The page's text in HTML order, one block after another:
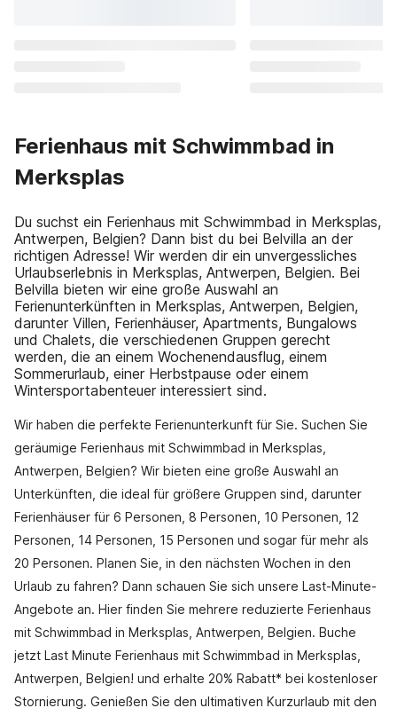
Ferienhaus mit Schwimmbad in
Merksplas
Du suchst ein Ferienhaus mit Schwimmbad in Merksplas,
Antwerpen, Belgien? Dann bist du bei Belvilla an der
richtigen Adresse! Wir werden dir ein unvergessliches
Urlaubserlebnis in Merksplas, Antwerpen, Belgien. Bei
Belvilla bieten wir eine große Auswahl an
Ferienunterkünften in Merksplas, Antwerpen, Belgien,
darunter Villen, Ferienhäuser, Apartments, Bungalows
und Chalets, die verschiedenen Gruppen gerecht
werden, die an einem Wochenendausflug, einem
Sommerurlaub, einer Herbstpause oder einem
Wintersportabenteuer interessiert sind.
Wir haben die perfekte Ferienunterkunft für Sie. Suchen Sie
geräumige Ferienhaus mit Schwimmbad in Merksplas,
Antwerpen, Belgien? Wir bieten eine große Auswahl an
Unterkünften, die ideal für größere Gruppen sind, darunter
Ferienhäuser für 6 Personen, 8 Personen, 10 Personen, 12
Personen, 14 Personen, 15 Personen und sogar für mehr als
20 Personen. Planen Sie, in den nächsten Wochen in den
Urlaub zu fahren? Dann schauen Sie sich unsere Last-Minute-
Angebote an. Hier finden Sie mehrere reduzierte Ferienhaus
mit Schwimmbad in Merksplas, Antwerpen, Belgien. Buche
jetzt Last Minute Ferienhaus mit Schwimmbad in Merksplas,
Antwerpen, Belgien! und erhalte 20% Rabatt* bei kostenloser
Stornierung. Genießen Sie den ultimativen Kurzurlaub mit den